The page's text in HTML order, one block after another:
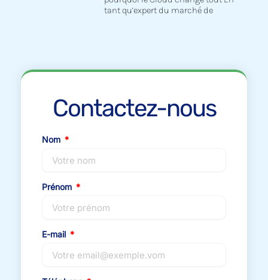
tant qu’expert du marché de
Contactez-nous
Nom
Prénom
E-mail